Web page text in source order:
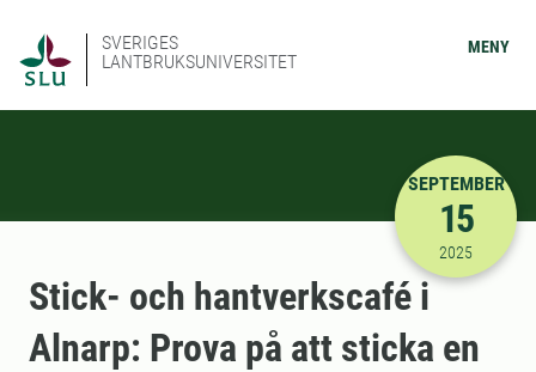
SVERIGES
LANTBRUKSUNIVERSITET
MENY
2025-09-
SEPTEMBER
15
2025
Stick- och hantverkscafé i
Alnarp: Prova på att sticka en